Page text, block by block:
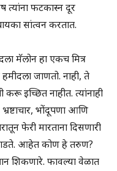
त्यांना फटकास्न दूर
सांत्वन करतात.
मॅलोन हा एकच मित्र
जाणतो. नाही, ते
इच्छित नाहीत. त्यांनाही
भोंदूपणा आणि
फेरी मारताना दिसणारी
आहेत कोण हे तरुण?
शिकणारे. फावल्या वेळात